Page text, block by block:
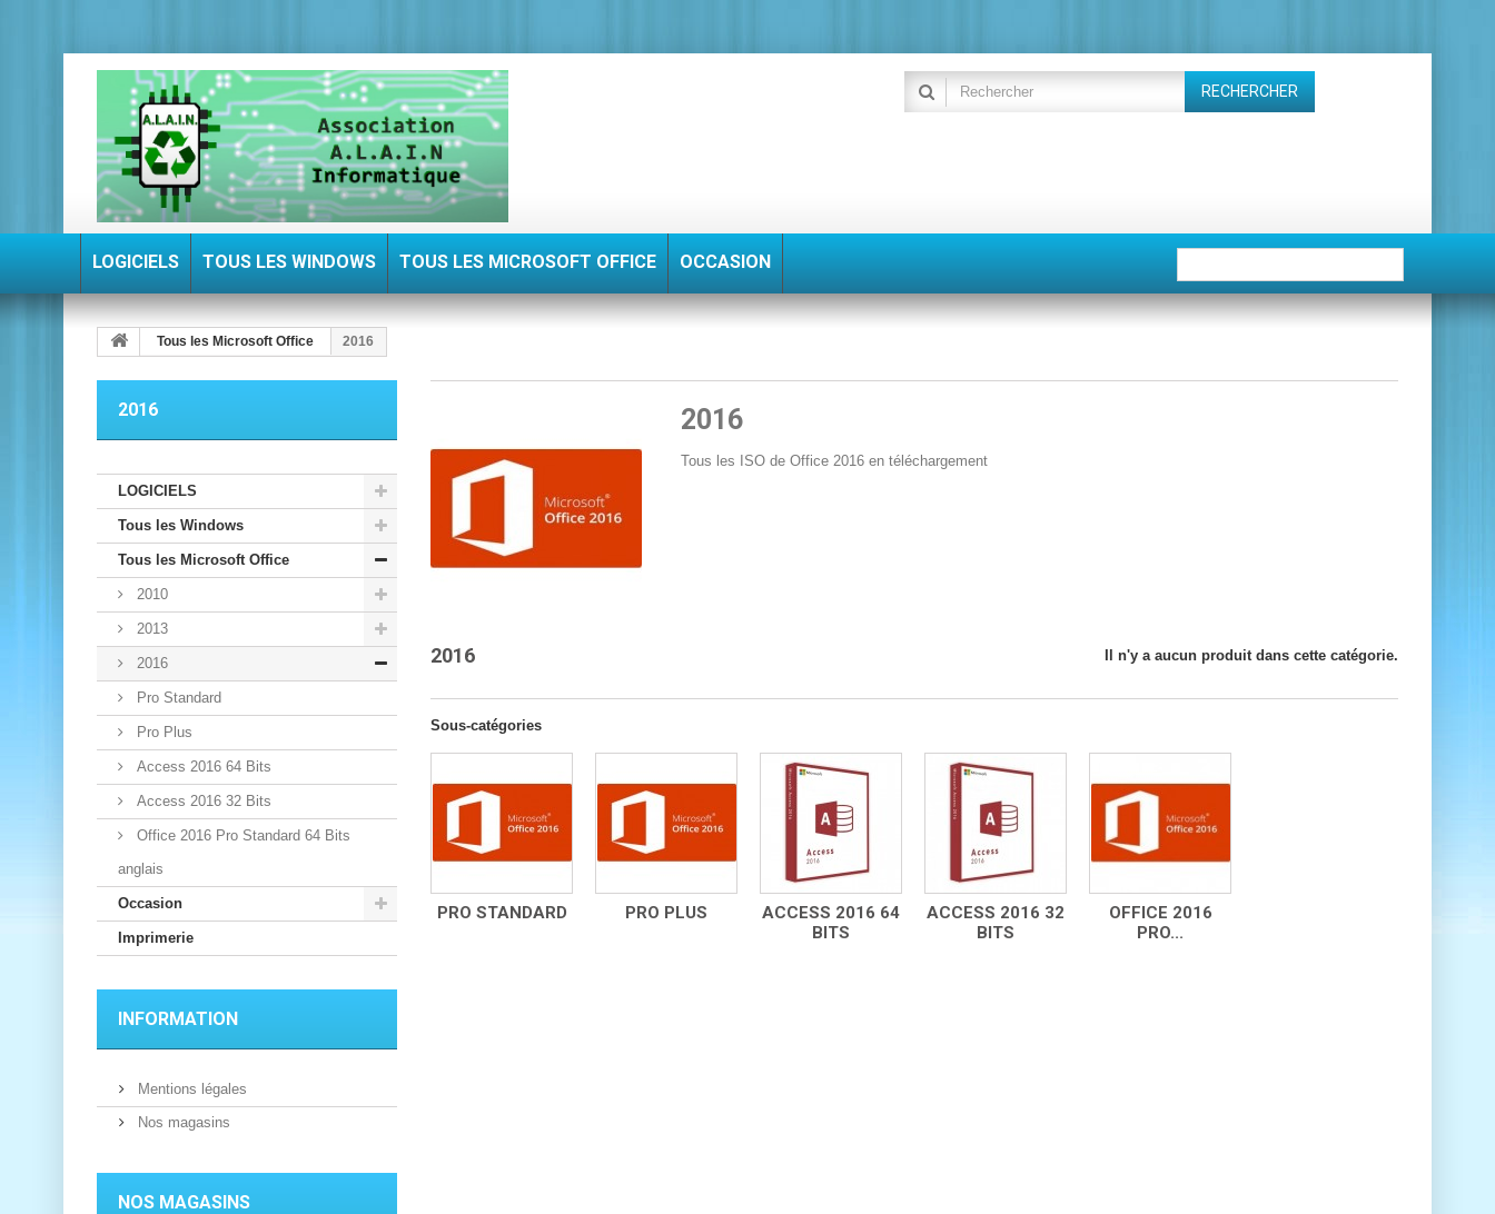
RECHERCHER
LOGICIELS TOUS LES WINDOWS TOUS LES MICROSOFT OFFICE OCCASION
Tous les Microsoft Office 2016
2016
LOGICIELS
Tous les Windows
Tous les Microsoft Office
2010
2013
2016
Pro Standard
Pro Plus
Access 2016 64 Bits
Access 2016 32 Bits
Office 2016 Pro Standard 64 Bits
anglais
Occasion
Imprimerie
INFORMATION
Mentions légales
Nos magasins
NOS MAGASINS
2016
Tous les ISO de Office 2016 en téléchargement
2016 Il n'y a aucun produit dans cette catégorie.
Sous-catégories
PRO STANDARD PRO PLUS
ACCESS 2016 64
BITS
ACCESS 2016 32
BITS
OFFICE 2016
PRO...